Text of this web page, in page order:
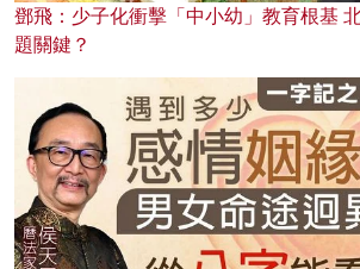
鄧飛：少子化衝擊「中小幼」教育根基
題關鍵？